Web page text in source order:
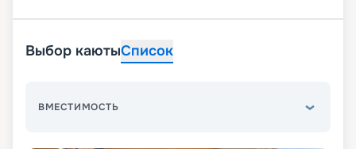
Выбор каютыСписок
ВМЕСТИМОСТЬ